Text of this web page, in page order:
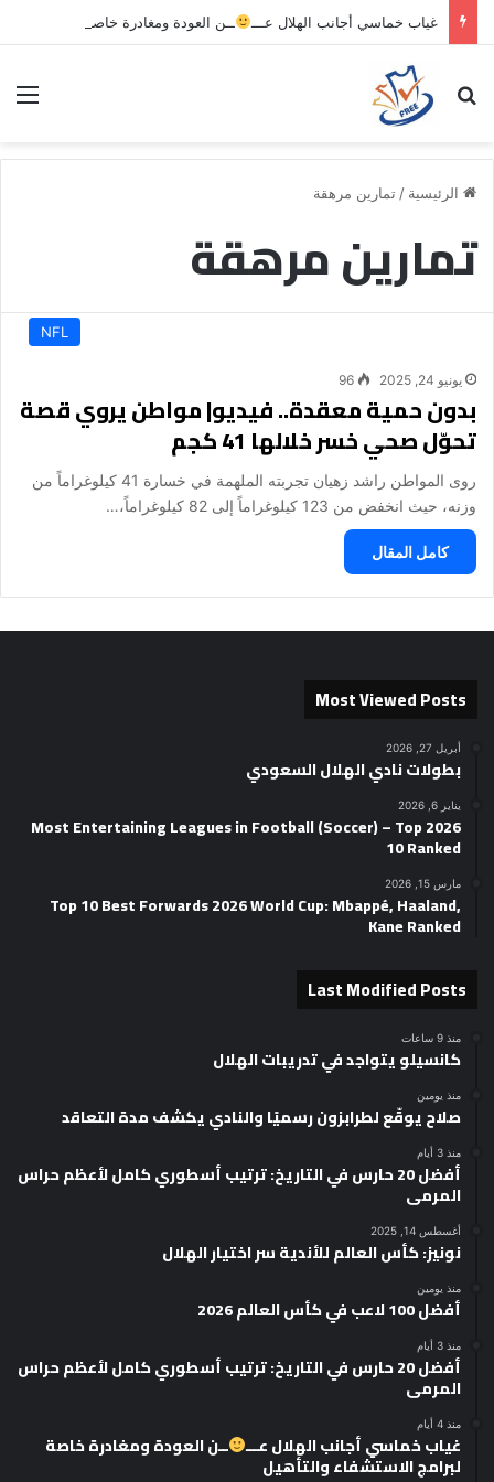
غياب خماسي أجانب الهلال عـــ ــن العودة ومغادرة خاصة لبرامج الاستشفاء والتأهيل
بحث عن
الرئيسية / تمارين مرهقة
تمارين مرهقة
NFL
يونيو 24, 2025 96
بدون حمية معقدة.. فيديو| مواطن يروي قصة
تحوّل صحي خسر خلالها 41 كجم
روى المواطن راشد زهيان تجربته الملهمة في خسارة 41 كيلوغراماً من
وزنه، حيث انخفض من 123 كيلوغراماً إلى 82 كيلوغراماً،…
كامل المقال
Most Viewed Posts
أبريل 27, 2026
بطولات نادي الهلال السعودي
يناير 6, 2026
2026 Most Entertaining Leagues in Football (Soccer) – Top
10 Ranked
مارس 15, 2026
Top 10 Best Forwards 2026 World Cup: Mbappé, Haaland,
Kane Ranked
Last Modified Posts
منذ 9 ساعات
كانسيلو يتواجد في تدريبات الهلال
منذ يومين
صلاح يوقّع لطرابزون رسميًا والنادي يكشف مدة التعاقد
منذ 3 أيام
أفضل 20 حارس في التاريخ: ترتيب أسطوري كامل لأعظم حراس
المرمى
أغسطس 14, 2025
نونيز: كأس العالم للأندية سر اختيار الهلال
منذ يومين
أفضل 100 لاعب في كأس العالم 2026
منذ 3 أيام
أفضل 20 حارس في التاريخ: ترتيب أسطوري كامل لأعظم حراس
المرمى
منذ 4 أيام
غياب خماسي أجانب الهلال عـــ ــن العودة ومغادرة خاصة
لبرامج الاستشفاء والتأهيل